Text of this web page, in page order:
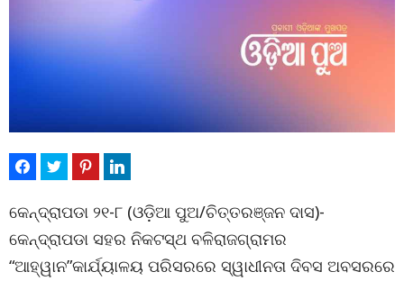
କେନ୍ଦ୍ରାପଡା ୨୧-୮ (ଓଡ଼ିଆ ପୁଅ/ଚିତ୍ତରଞ୍ଜନ ଦାସ)-
କେନ୍ଦ୍ରାପଡା ସହର ନିକଟସ୍ଥ ବଳିରାଜଗ୍ରାମର
“ଆହ୍ୱାନ”କାର୍ଯ୍ୟାଳୟ ପରିସରରେ ସ୍ୱାଧୀନତା ଦିବସ ଅବସରରେ